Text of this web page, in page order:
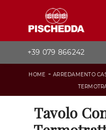
+39 079 866242
HOME - ARREDAMENTO
Tavolo